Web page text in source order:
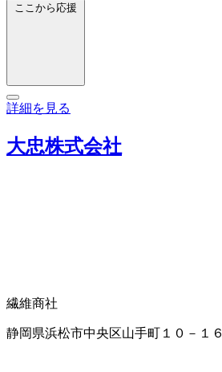
ここから応援
詳細を見る
大忠株式会社
繊維商社
静岡県浜松市中央区山手町１０－１６